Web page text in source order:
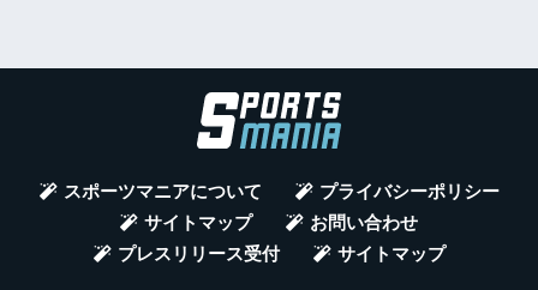
スポーツマニアについて
プライバシーポリシー
サイトマップ
お問い合わせ
プレスリリース受付
サイトマップ